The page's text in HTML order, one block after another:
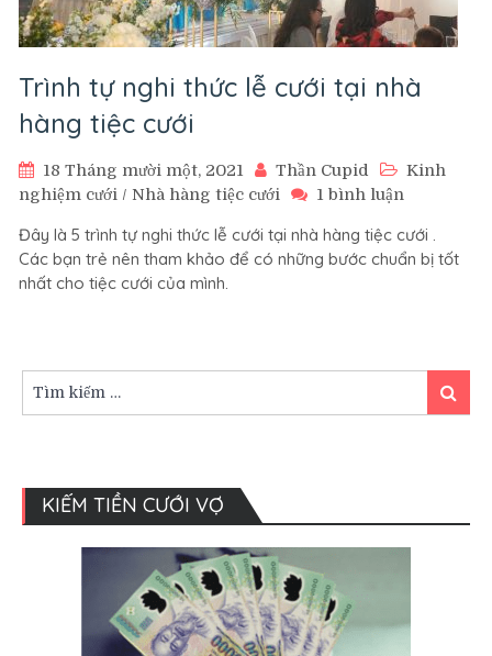
Trình tự nghi thức lễ cưới tại nhà
hàng tiệc cưới
18 Tháng mười một, 2021 Thần Cupid
Kinh
nghiệm cưới / Nhà hàng tiệc cưới 1 bình luận
tự
nghi
nhà
hàng
Đây là 5 trình tự nghi thức lễ cưới tại nhà hàng tiệc cưới .
Các bạn trẻ nên tham khảo để có những bước chuẩn bị tốt
nhất cho tiệc cưới của mình.
kiếm:
Tìm
kiếm
KIẾM TIỀN CƯỚI VỢ